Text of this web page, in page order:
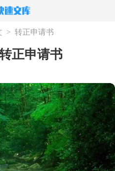
> 转正申请书
正申请书